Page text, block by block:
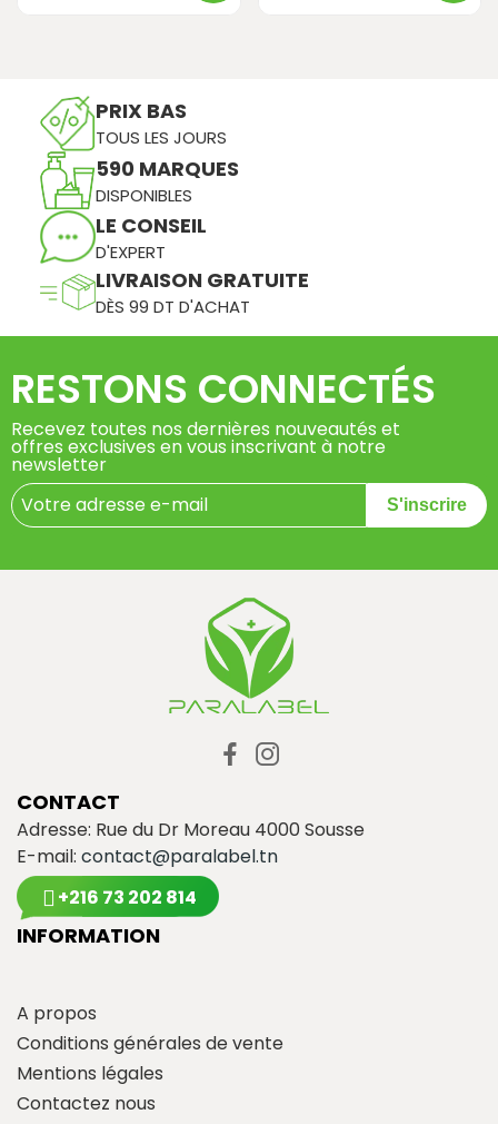
PRIX BAS
TOUS LES JOURS
590 MARQUES
DISPONIBLES
LE CONSEIL
D'EXPERT
LIVRAISON GRATUITE
DÈS 99 DT D'ACHAT
RESTONS CONNECTÉS
Recevez toutes nos dernières nouveautés et
offres exclusives en vous inscrivant à notre
newsletter
S'inscrire
CONTACT
Adresse: Rue du Dr Moreau 4000 Sousse
E-mail: contact@paralabel.tn
+216 73 202 814
INFORMATION
A propos
Conditions générales de vente
Mentions légales
Contactez nous